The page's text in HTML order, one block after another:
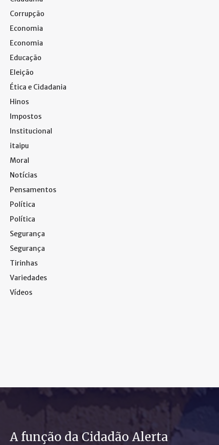
Corrupção
Economia
Economia
Educação
Eleição
Ética e Cidadania
Hinos
Impostos
Institucional
itaipu
Moral
Notícias
Pensamentos
Política
Política
Segurança
Segurança
Tirinhas
Variedades
Vídeos
A função da Cidadão Alerta